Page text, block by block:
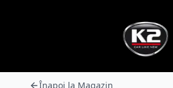
Înapoi la Magazin